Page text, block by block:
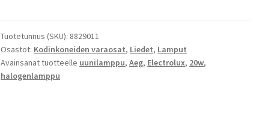
määrä
Tuotetunnus (SKU): 8829011
Osastot: Kodinkoneiden varaosat, Liedet, Lamput
Avainsanat tuotteelle uunilamppu,Aeg, Electrolux, 20w,
halogenlamppu